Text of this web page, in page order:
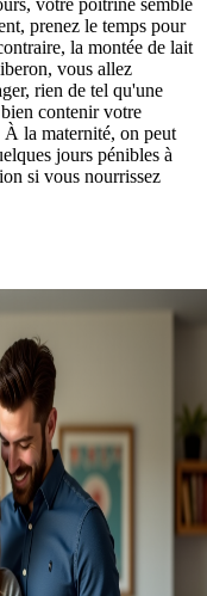
votre poitrine semble
prenez le temps pour
la montée de lait
vous allez
rien de tel qu'une
contenir votre
À la maternité, on peut
jours pénibles à
si vous nourrissez